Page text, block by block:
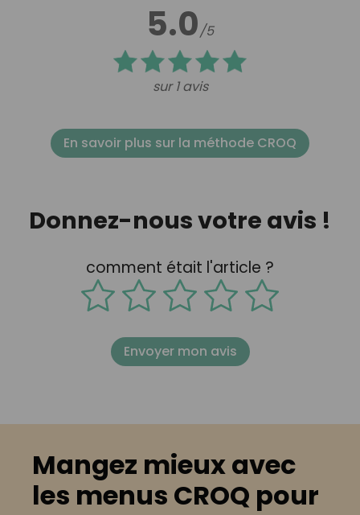
5.0/5
sur 1 avis
En savoir plus sur la méthode CROQ
Donnez-nous votre avis !
comment était l'article ?
Envoyer mon avis
Mangez mieux avec
les menus CROQ pour